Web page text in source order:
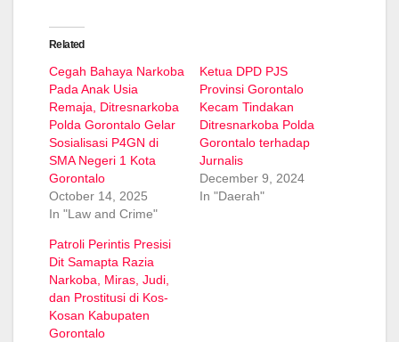
Related
Cegah Bahaya Narkoba
Pada Anak Usia
Remaja, Ditresnarkoba
Polda Gorontalo Gelar
Sosialisasi P4GN di
SMA Negeri 1 Kota
Gorontalo
October 14, 2025
In "Law and Crime"
Ketua DPD PJS
Provinsi Gorontalo
Kecam Tindakan
Ditresnarkoba Polda
Gorontalo terhadap
Jurnalis
December 9, 2024
In "Daerah"
Patroli Perintis Presisi
Dit Samapta Razia
Narkoba, Miras, Judi,
dan Prostitusi di Kos-
Kosan Kabupaten
Gorontalo